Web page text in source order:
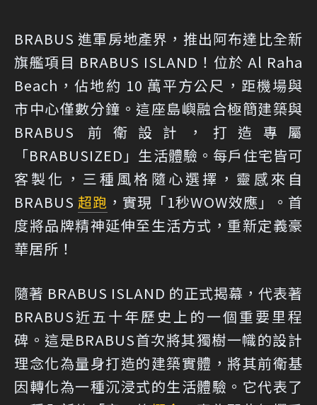
BRABUS 進軍房地產界，推出阿布達比全新
旗艦項目 BRABUS ISLAND！位於 Al Raha
Beach，佔地約 10 萬平方公尺，距機場與
市中心僅數分鐘。這座島嶼融合極簡建築與
BRABUS 前衛設計，打造專屬
「BRABUSIZED」生活體驗。每戶住宅皆可
客製化，三種風格隨心選擇，靈感來自
BRABUS 超跑 ，實現「1秒WOW效應」。首
度將品牌精神延伸至生活方式，重新定義豪
華居所！
隨著 BRABUS ISLAND 的正式揭幕，代表著
BRABUS近五十年歷史上的一個重要里程
碑。這是BRABUS首次將其獨樹一幟的設計
理念化為量身打造的建築實體，將其前衛基
因轉化為一種沉浸式的生活體驗。它代表了